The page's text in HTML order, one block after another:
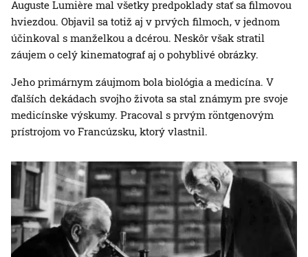
Auguste Lumière mal všetky predpoklady stať sa filmovou
hviezdou. Objavil sa totiž aj v prvých filmoch, v jednom
účinkoval s manželkou a dcérou. Neskôr však stratil
záujem o celý kinematograf aj o pohyblivé obrázky.
Jeho primárnym záujmom bola biológia a medicína. V
ďalších dekádach svojho života sa stal známym pre svoje
medicínske výskumy. Pracoval s prvým röntgenovým
prístrojom vo Francúzsku, ktorý vlastnil.